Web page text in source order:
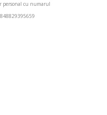
personal cu numarul